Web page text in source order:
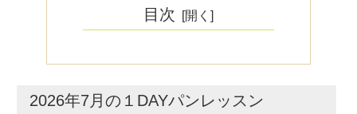
目次
2026年7月の１DAYパンレッスン